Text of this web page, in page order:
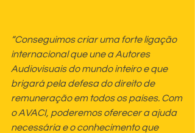
“Conseguimos criar uma forte ligação
internacional que une a Autores
Audiovisuais do mundo inteiro e que
brigará pela defesa do direito de
remuneração em todos os países. Com
o AVACI, poderemos oferecer a ajuda
necessária e o conhecimento que